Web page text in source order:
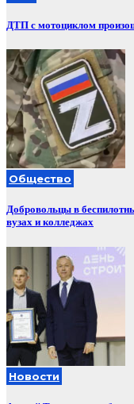
ДТП с мотоциклом
Общество
Добровольцы в
вузах и колледжах
Новости